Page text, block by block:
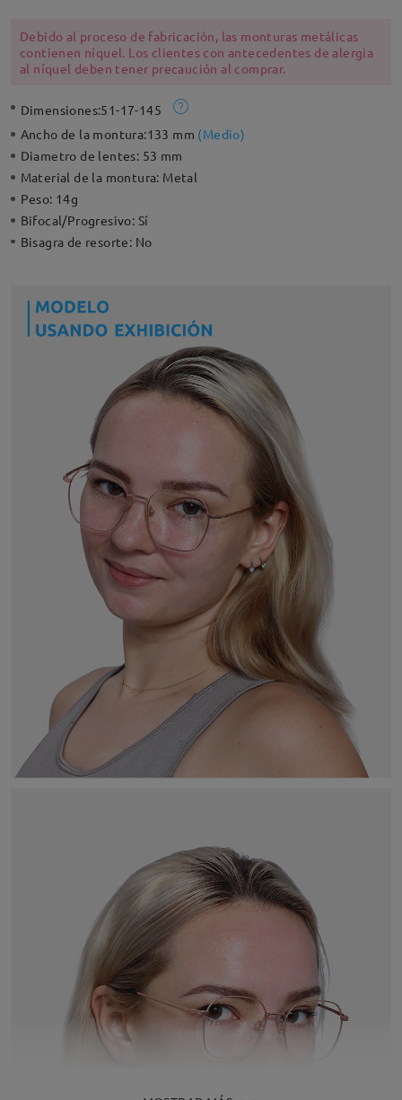
Debido al proceso de fabricación, las monturas metálicas
contienen níquel. Los clientes con antecedentes de alergia
al níquel deben tener precaución al comprar.
Dimensiones:51-17-145
Ancho de la montura:133 mm (Medio)
Diametro de lentes: 53 mm
Material de la montura: Metal
Peso: 14g
Bifocal/Progresivo: Sí
Bisagra de resorte: No